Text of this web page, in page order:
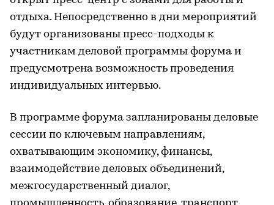
отдыха. Непосредственно в дни мероприятий
будут организованы пресс-подходы к
участникам деловой программы форума и
предусмотрена возможность проведения
индивидуальных интервью.
В программе форума запланированы деловые
сессии по ключевым направлениям,
охватывающим экономику, финансы,
взаимодействие деловых объединений,
межгосударственный диалог,